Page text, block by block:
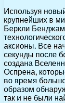
Используя
крупнейших в
Беркли
аксионы. Все
секунды после
создана
Оспрена,
во время
образом
так и не были